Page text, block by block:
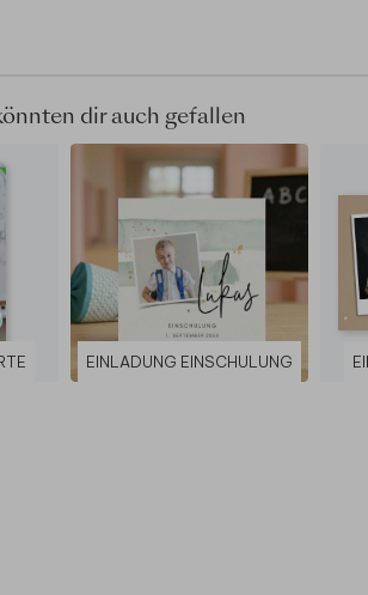
dir auch gefallen
EINLADUNG EINSCHULUNG